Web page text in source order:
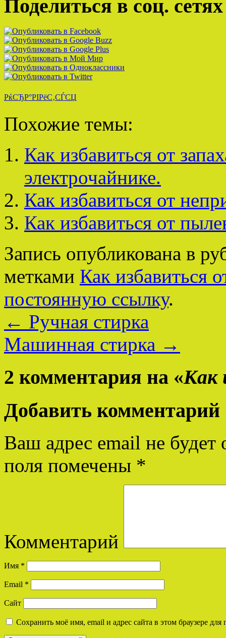
Поделиться в соц. сетях
РќСЂР°РІРёС‚СЃСЏ
Похожие темы:
Как избавиться от
электрочайнике.
Как избавиться от
Как избавиться от
Запись опубликована в
метками Как избавиться
постоянную ссылку.
← Ручная стирка
Машинная стирка →
2 комментария на «Как
Добавить комментарий
Ваш адрес email не будет
поля помечены *
Комментарий
Имя *
Email *
Сайт
Сохранить моё имя, email и адрес сайта в этом браузере